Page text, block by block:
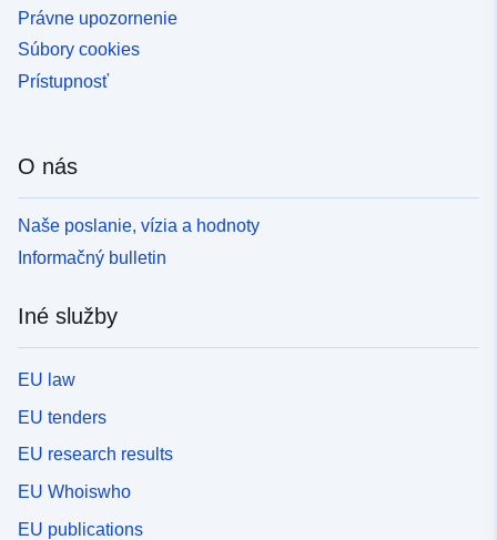
Právne upozornenie
Súbory cookies
Prístupnosť
O nás
Naše poslanie, vízia a hodnoty
Informačný bulletin
Iné služby
EU law
EU tenders
EU research results
EU Whoiswho
EU publications